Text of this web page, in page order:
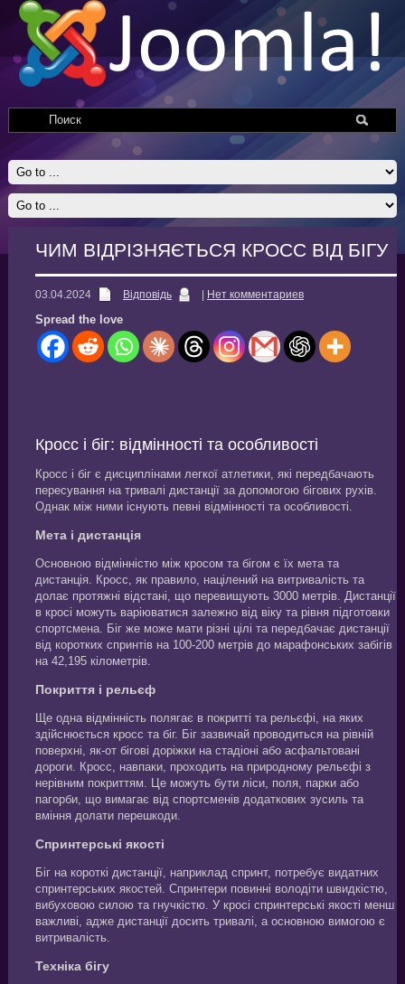
ЧИМ ВІДРІЗНЯЄТЬСЯ КРОСС ВІД БІГУ
03.04.2024 Відповідь Нет комментариев
Spread the love
Кросс і біг: відмінності та особливості
Кросс і біг є дисциплінами легкої атлетики, які передбачають
пересування на тривалі дистанції за допомогою бігових рухів.
Однак між ними існують певні відмінності та особливості.
Мета і дистанція
Основною відмінністю між кросом та бігом є їх мета та
дистанція. Кросс, як правило, націлений на витривалість та
долає протяжні відстані, що перевищують 3000 метрів. Дистанції
в кросі можуть варіюватися залежно від віку та рівня підготовки
спортсмена. Біг же може мати різні цілі та передбачає дистанції
від коротких спринтів на 100-200 метрів до марафонських забігів
на 42,195 кілометрів.
Покриття і рельєф
Ще одна відмінність полягає в покритті та рельєфі, на яких
здійснюється кросс та біг. Біг зазвичай проводиться на рівній
поверхні, як-от бігові доріжки на стадіоні або асфальтовані
дороги. Кросс, навпаки, проходить на природному рельєфі з
нерівним покриттям. Це можуть бути ліси, поля, парки або
пагорби, що вимагає від спортсменів додаткових зусиль та
вміння долати перешкоди.
Спринтерські якості
Біг на короткі дистанції, наприклад спринт, потребує видатних
спринтерських якостей. Спринтери повинні володіти швидкістю,
вибуховою силою та гнучкістю. У кросі спринтерські якості менш
важливі, адже дистанції досить тривалі, а основною вимогою є
витривалість.
Техніка бігу